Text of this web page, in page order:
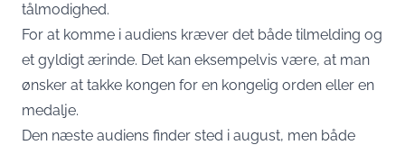
tålmodighed.
For at komme i audiens kræver det både tilmelding og
et gyldigt ærinde. Det kan eksempelvis være, at man
ønsker at takke kongen for en kongelig orden eller en
medalje.
Den næste audiens finder sted i august, men både